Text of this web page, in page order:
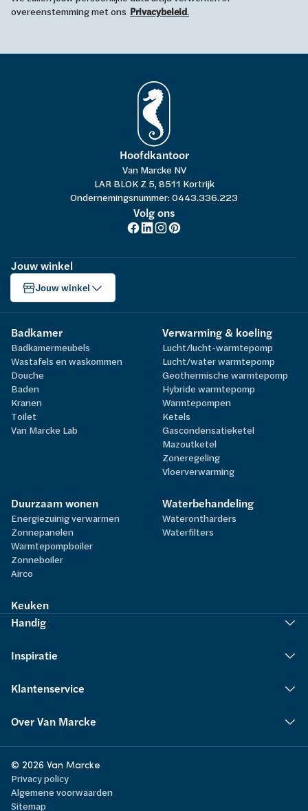
overeenstemming met ons Privacybeleid.
Hoofdkantoor
Van Marcke NV
LAR BLOK Z 5, 8511 Kortrijk
Ondernemingsnummer: 0443.336.223
Volg ons
Jouw winkel
Jouw winkel
Badkamer
Badkamermeubels
Wastafels en waskommen
Douche
Baden
Kranen
Toilet
Van Marcke Lab
Verwarming & koeling
Lucht/lucht-warmtepomp
Lucht/water warmtepomp
Geothermische warmtepomp
Hybride warmtepomp
Warmtepompen
Ketels
Gascondensatieketel
Mazoutketel
Zoneregeling
Vloerverwarming
Duurzaam wonen
Energiezuinig verwarmen
Zonnepanelen
Warmtepompboiler
Zonneboiler
Airco
Waterbehandeling
Waterontharders
Waterfilters
Keuken
Handig
Inspiratie
Klantenservice
Over Van Marcke
© 2026 Van Marcke
Privacy policy
Algemene voorwaarden
Sitemap